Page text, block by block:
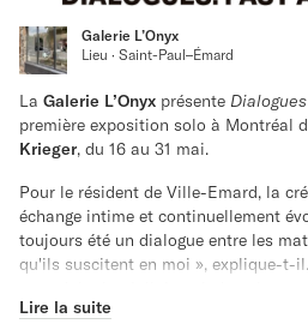
Projection extérieure gratuite le
Hangar 1825 (bord du canal).
Projection remise au dimanche 1er
Galerie L’Onyx
Lieu · Saint-Paul–Émard
La Galerie L’Onyx présente
première exposition solo à Montréal
Krieger, du 16 au 31 mai.
Pour le résident de Ville-Emard, la
échange intime et continuellement
toujours été un dialogue entre les
qu'ils suscitent en moi », explique-t-
personnelle. Ce processus est guidé
Lire la suite